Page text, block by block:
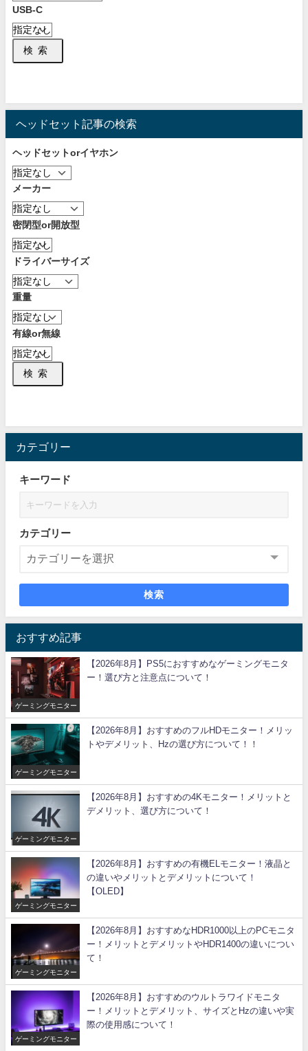
USB-C
検索
ヘッドセット記事の検索
ヘッドセットorイヤホン
メーカー
密閉型or開放型
ドライバーサイズ
重量
有線or無線
検索
カテゴリー
キーワード
カテゴリー
検索
おすすめ記事
ゲーミングモニター
【2026年8月】PS5におすすめなゲーミングモニタ
ー！選び方と注意点について！
ゲーミングモニター
【2026年8月】おすすめのフルHDモニター！メリッ
トやデメリット、Hzの選び方について！！
ゲーミングモニター
【2026年8月】おすすめの4Kモニター！メリットと
デメリット、選び方について！
ゲーミングモニター
【2026年8月】おすすめの有機ELモニター！液晶と
の違いやメリットとデメリットについて！
【OLED】
ゲーミングモニター
【2026年8月】おすすめなHDR1000以上のPCモニタ
ー！メリットとデメリットやHDR1400の違いについ
て！
ゲーミングモニター
【2026年8月】おすすめのウルトラワイドモニタ
ー！メリットとデメリット、サイズとHzの違いや実
際の使用感について！